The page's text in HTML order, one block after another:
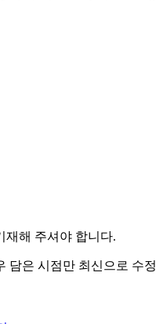
재해 주셔야 합니다.
담은 시점만 최신으로 수정